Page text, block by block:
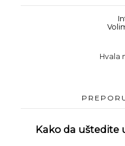
Hvala
Kako da uštedite